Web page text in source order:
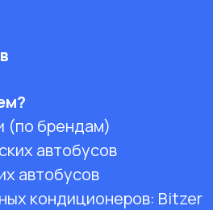
(по брендам)
автобусов
автобусов
кондиционеров: Bitzer